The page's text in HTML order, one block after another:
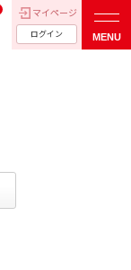
マイページ
ログイン MENU